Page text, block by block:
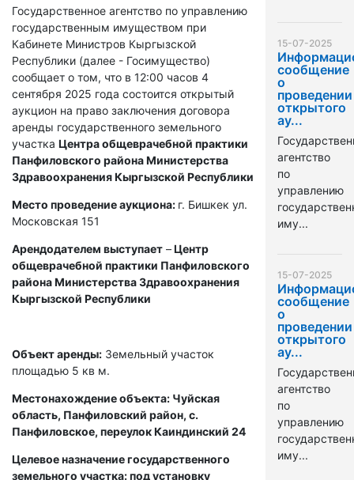
Государственное агентство по управлению
государственным имуществом при
Кабинете Министров Кыргызской
Республики (далее - Госимущество)
сообщает о том, что в 12:00 часов 4
сентября 2025 года состоится открытый
аукцион на право заключения договора
аренды государственного земельного
участка Центра общеврачебной практики
Панфиловского района Министерства
Здравоохранения Кыргызской Республики
Место проведение аукциона: г. Бишкек ул.
Московская 151
Арендодателем выступает –Центр
общеврачебной практики Панфиловского
района Министерства Здравоохранения
Кыргызской Республики
Объект аренды: Земельный участок
площадью 5 кв м.
Местонахождение объекта: Чуйская
область, Панфиловский район, с.
Панфиловское, переулок Каиндинский 24
Целевое назначение государственного
земельного участка: под установку
15-07-2025
сообщение
о
проведении
открытого
ау...
агентство
по
управлению
иму...
15-07-2025
сообщение
о
проведении
открытого
ау...
агентство
по
управлению
иму...